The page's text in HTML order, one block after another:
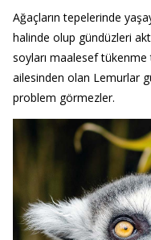
Ağaçların tepelerinde
halinde olup gündüzleri
soyları maalesef tükenme
ailesinden olan Lemurlar
problem görmezler.